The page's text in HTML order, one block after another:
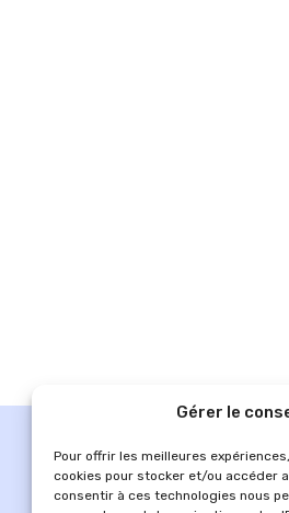
Gérer le
Pour offrir les meilleures
cookies pour stocker et/ou accéder
consentir à ces technologies nous